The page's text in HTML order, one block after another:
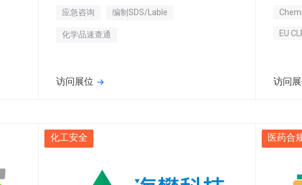
应急咨询 编制SDS/Lable
化学品速查通
访问展位
EU
访问
化工安全 医药合